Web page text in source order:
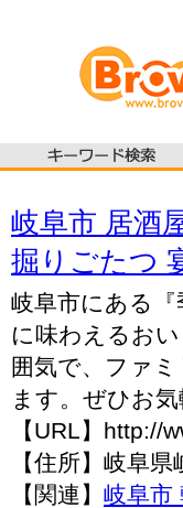
岐阜市 居酒
掘りごたつ
岐阜市にある
に味わえるお
囲気で、ファ
ます。ぜひお気
【URL】http://
【住所】岐阜
【関連】 岐阜市